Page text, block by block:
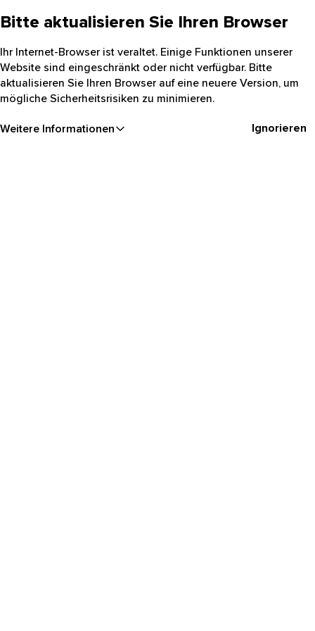
Bitte aktualisieren Sie Ihren Browser
Ihr Internet-Browser ist veraltet. Einige Funktionen unserer
Website sind eingeschränkt oder nicht verfügbar. Bitte
aktualisieren Sie Ihren Browser auf eine neuere Version, um
mögliche Sicherheitsrisiken zu minimieren.
Weitere Informationen Ignorieren